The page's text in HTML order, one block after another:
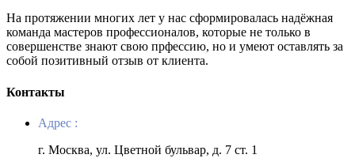
На протяжении многих лет у нас сформировалась надёжная
команда мастеров профессионалов, которые не только в
совершенстве знают свою прфессию, но и умеют оставлять за
собой позитивный отзыв от клиента.
Контакты
Адрес :
г. Москва, ул. Цветной бульвар, д. 7 ст. 1